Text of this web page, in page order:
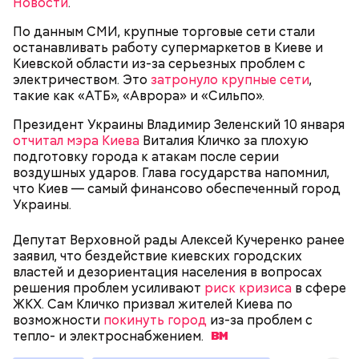
По данным СМИ, крупные торговые сети стали
останавливать работу супермаркетов в Киеве и
Киевской области из-за серьезных проблем с
электричеством. Это затронуло крупные сети,
такие как «АТБ», «Аврора» и «Сильпо».
Президент Украины Владимир Зеленский 10 января
отчитал мэра Киева Виталия Кличко за плохую
подготовку города к атакам после серии
воздушных ударов. Глава государства напомнил,
что Киев — самый финансово обеспеченный город
Украины.
Депутат Верховной рады Алексей Кучеренко ранее
заявил, что бездействие киевских городских
властей и дезориентация населения в вопросах
решения проблем усиливают риск кризиса в сфере
ЖКХ. Сам Кличко призвал жителей Киева по
возможности покинуть город из-за проблем с
тепло- иэлектроснабжением.
Фото: Shutterstock
драконовыми их называют из-за красного цвета
смолы, которую местные жители сравнивают с
кровью дракона. Они же используют ее в
медицинских целях и красят ей ткань и волосы.
Он находился на посту менеджера, занимался
наймом персонала и продажей продуктов. В 2000
году Балмер сменил Билла Гейтса на посту
генерального директора. Им он оставался до 2014
года, после чего ушел с поста, но остался
держателем акций компании. Сейчас его состояние
Сергей Брин
Окружающие отмечали, что Носс была в здравом
уме до конца жизни. Интересно, что когда в
возрасте 117 лет ей сообщили, что она теперь
является старейшим из ныне живущих людей,
женщина с улыбкой ответила: «Ну и что?». Сама
Носс отмечала, что секрет ее долголетия
Канэ Танака (119 лет)